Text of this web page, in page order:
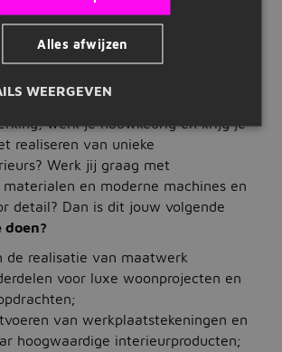
en hoogwaardig
in Beek zijn wij op zoek naar
Interieurbouwer. Heb jij passie
werk je nauwkeurig en krijg je
realiseren van unieke
Werk jij graag met
en moderne machines en
detail? Dan is dit jouw volgende
doen?
de realisatie van maatwerk
voor luxe woonprojecten en
van werkplaatstekeningen en
hoogwaardige interieurproducten;
Alles afwijzen
WEERGEVEN